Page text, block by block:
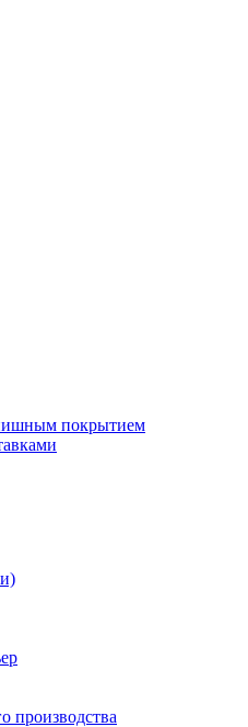
покрытием
производства